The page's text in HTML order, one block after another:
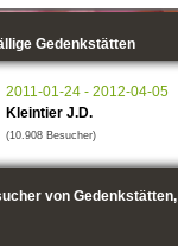
Gedenkstätten
2011-01-24 - 2012-04-05
Kleintier J.D.
(10.908 Besucher)
von Gedenkstätten,